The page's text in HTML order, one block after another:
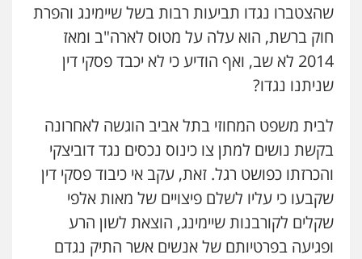
שהצטברו נגדו תביעות רבות בשל שיימינג והפרת
חוק ברשת, הוא עלה על מטוס לארה"ב ומאז
2014 לא שב, ואף הודיע כי לא יכבד פסקי דין
שניתנו נגדו?
לבית משפט המחוזי בתל אביב הוגשה לאחרונה
בקשת נושים למתן צו כינוס נכסים נגד דוביצקי
והכרזתו כפושט רגל. זאת, עקב אי כיבוד פסקי דין
שקבעו כי עליו לשלם פיצויים של מאות אלפי
שקלים לקורבנות שיימינג, הוצאת לשון הרע
ופגיעה בפרטיותם של אנשים אשר התיק נגדם